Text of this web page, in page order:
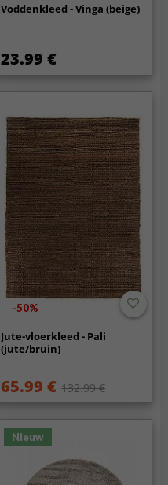
Voddenkleed - Vinga (beige)
23.99 €
-50%
Jute-vloerkleed - Pali
(jute/bruin)
65.99 € 132.99 €
Nieuw